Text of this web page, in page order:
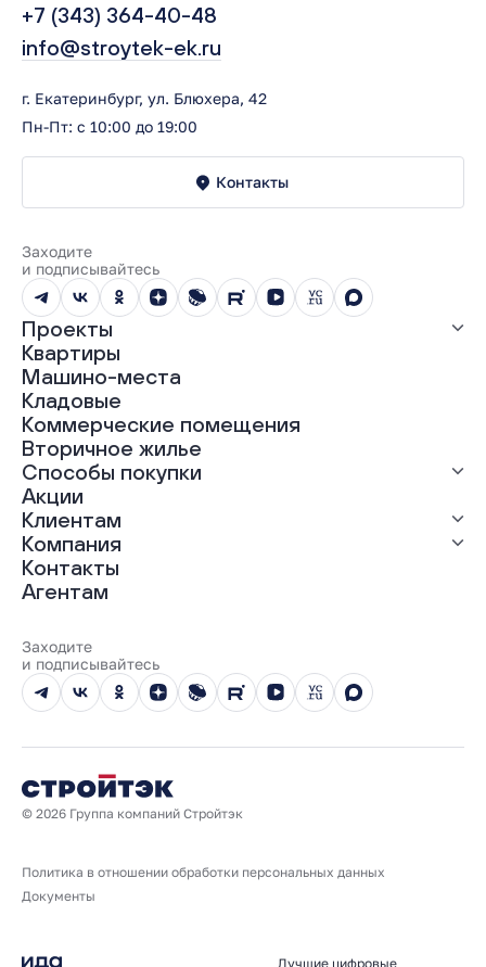
+7 (343) 364-40-48
info@stroytek-ek.ru
г. Екатеринбург, ул. Блюхера, 42
Пн-Пт: с 10:00 до 19:00
Контакты
Заходите
и подписывайтесь
Проекты
Все проекты
ЖК «Абрикос»
ЖК «Гравитация»
ЖК «Грин Гарден»
ЖК «Динамика»
ЖК «Мохито»
ЖК «Современник»
ЖК «Янтарная долина»
Квартиры
Машино-места
Кладовые
Коммерческие помещения
Вторичное жилье
Способы покупки
Выгодная ипотека
Рассрочка
Материнский капитал
Трейд-ин
100% оплата
Акции
Клиентам
Ход строительства
Документы
Выдача ключей
Компания
О нас
Карьера
Реализованные проекты
Вопросы и ответы
Новости
Юбилейный год
Контакты
Агентам
Заходите
и подписывайтесь
© 2026 Группа компаний Стройтэк
Политика в отношении обработки персональных данных
Документы
Лучшие цифровые